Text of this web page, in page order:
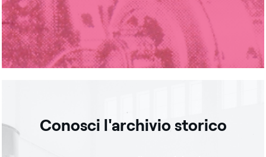
Conosci l'archivio storico